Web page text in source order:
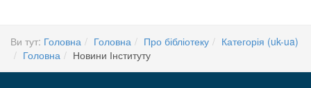
Ви тут: Головна Головна Про бібліотеку
Категорія (uk-ua)
Головна
Новини Інституту